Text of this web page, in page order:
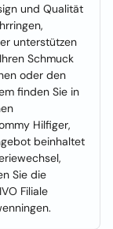
und Qualität
unterstützen
Schmuck
oder den
finden Sie in
Hilfiger,
beinhaltet
Sie die
Filiale